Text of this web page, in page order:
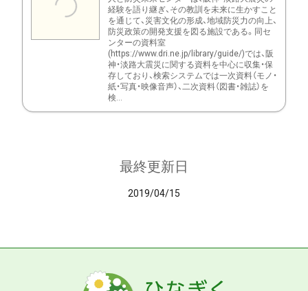
経験を語り継ぎ、その教訓を未来に生かすこと
を通じて、災害文化の形成、地域防災力の向上、
防災政策の開発支援を図る施設である。同セ
ンターの資料室
(https://www.dri.ne.jp/library/guide/)では、阪
神・淡路大震災に関する資料を中心に収集・保
存しており、検索システムでは一次資料（モノ・
紙・写真・映像音声）、二次資料（図書・雑誌）を
検...
最終更新日
2019/04/15